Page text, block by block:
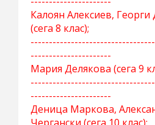
Калоян Алексиев,
(сега 8 клас);
----------------------
Мария Делякова (сега 9
----------------------
Деница Маркова,